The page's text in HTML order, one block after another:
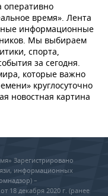
оперативно
время». Лента
информационные
Мы выбираем
спорта,
за сегодня.
которые важно
круглосуточно
новостная картина
Зарегистрировано
информационных
–
18 декабря 2020 г. (ранее